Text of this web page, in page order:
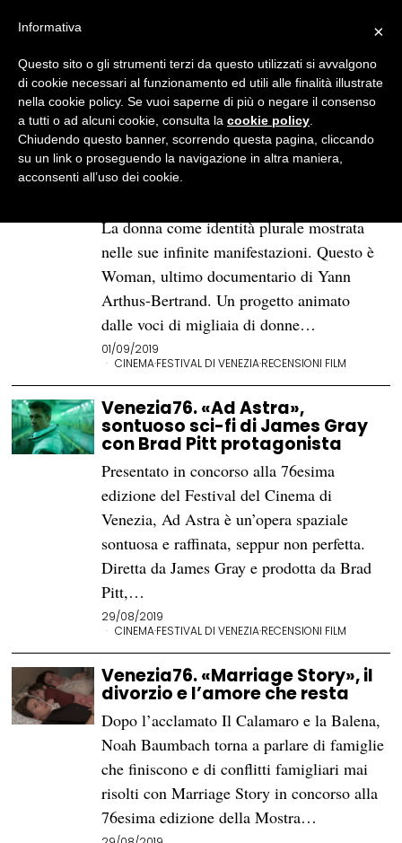
BROWSE TAG
festival di venezia
Venezia76. «Woman», il volto
della donna nell’ultima opera
di Yann Arthus-Bertrand
La donna come identità plurale mostrata
nelle sue infinite manifestazioni. Questo è
Woman, ultimo documentario di Yann
Arthus-Bertrand. Un progetto animato
dalle voci di migliaia di donne…
01/09/2019
CINEMA·FESTIVAL DI VENEZIA·RECENSIONI FILM
Venezia76. «Ad Astra»,
sontuoso sci-fi di James Gray
con Brad Pitt protagonista
Presentato in concorso alla 76esima
edizione del Festival del Cinema di
Venezia, Ad Astra è un’opera spaziale
sontuosa e raffinata, seppur non perfetta.
Diretta da James Gray e prodotta da Brad
Pitt,…
29/08/2019
CINEMA·FESTIVAL DI VENEZIA·RECENSIONI FILM
Venezia76. «Marriage Story», il
divorzio e l’amore che resta
Dopo l’acclamato Il Calamaro e la Balena,
Noah Baumbach torna a parlare di famiglie
che finiscono e di conflitti famigliari mai
risolti con Marriage Story in concorso alla
76esima edizione della Mostra…
×
Informativa
Questo sito o gli strumenti terzi da questo utilizzati si avvalgono
di cookie necessari al funzionamento ed utili alle finalità illustrate
nella cookie policy. Se vuoi saperne di più o negare il consenso
a tutti o ad alcuni cookie, consulta la cookie policy
Chiudendo questo banner, scorrendo questa pagina, cliccando
su un link o proseguendo la navigazione in altra maniera,
acconsenti all’uso dei cookie.